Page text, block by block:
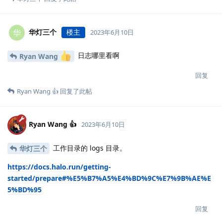
华 华灯三个 楼主 2023年6月10日
Ryan Wang 日志哪里看啊
回复
Ryan Wang 👍 回复了此帖
Ryan Wang 👍 2023年6月10日
华灯三个 工作目录的 logs 目录。
https://docs.halo.run/getting-
started/prepare#%E5%B7%A5%E4%BD%9C%E7%9B%AE%E
5%BD%95
回复